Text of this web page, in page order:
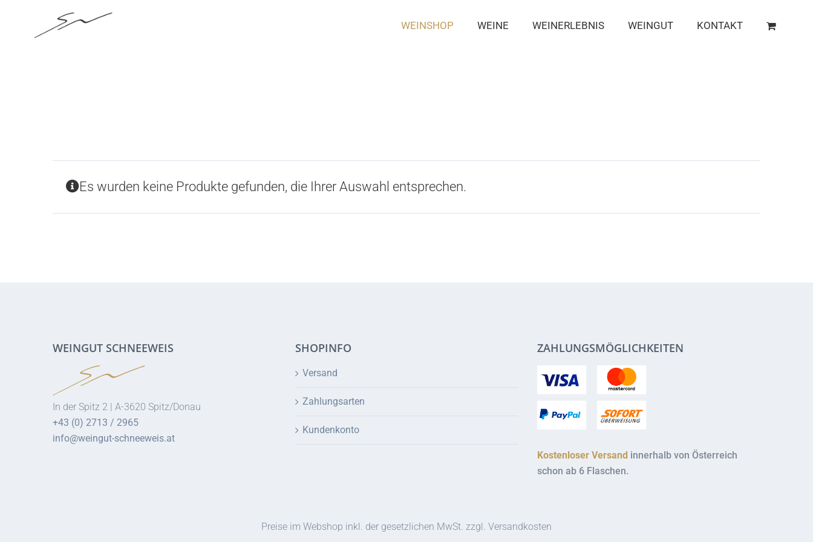
WEINSHOP WEINE WEINERLEBNIS WEINGUT KONTAKT
Es wurden keine Produkte gefunden, die Ihrer Auswahl entsprechen.
WEINGUT SCHNEEWEIS
In der Spitz 2 | A-3620 Spitz/Donau
+43 (0) 2713 / 2965
info@weingut-schneeweis.at
SHOPINFO
Versand
Zahlungsarten
Kundenkonto
ZAHLUNGSMÖGLICHKEITEN
Kostenloser Versand innerhalb von Österreich
schon ab 6 Flaschen.
Preise im Webshop inkl. der gesetzlichen MwSt. zzgl. Versandkosten